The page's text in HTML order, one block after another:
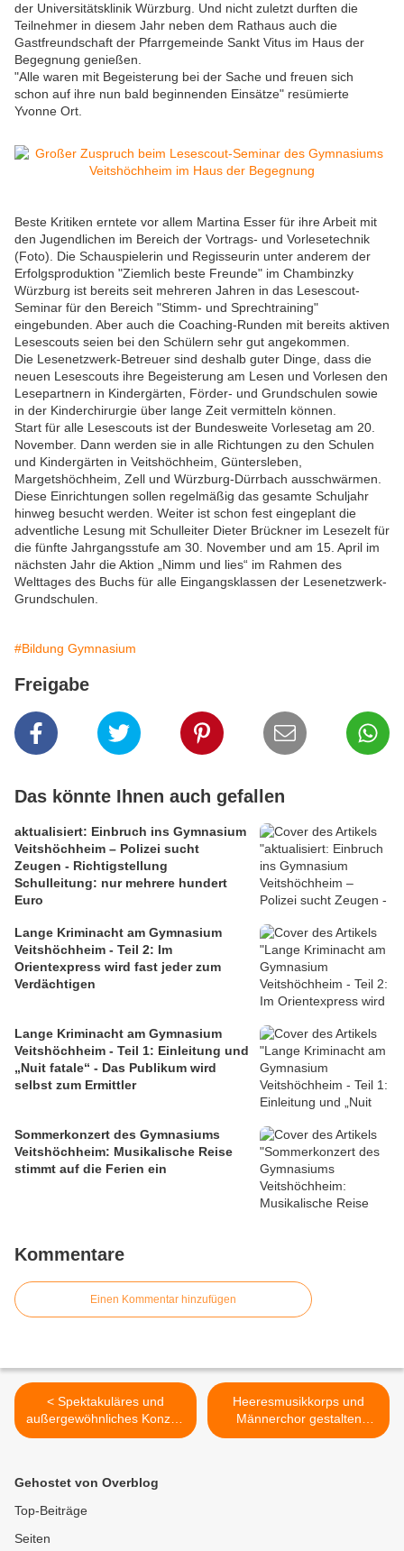
der Universitätsklinik Würzburg. Und nicht zuletzt durften die
Teilnehmer in diesem Jahr neben dem Rathaus auch die
Gastfreundschaft der Pfarrgemeinde Sankt Vitus im Haus der
Begegnung genießen.
"Alle waren mit Begeisterung bei der Sache und freuen sich
schon auf ihre nun bald beginnenden Einsätze" resümierte
Yvonne Ort.
Beste Kritiken erntete vor allem Martina Esser für ihre Arbeit mit
den Jugendlichen im Bereich der Vortrags- und Vorlesetechnik
(Foto). Die Schauspielerin und Regisseurin unter anderem der
Erfolgsproduktion "Ziemlich beste Freunde" im Chambinzky
Würzburg ist bereits seit mehreren Jahren in das Lesescout-
Seminar für den Bereich "Stimm- und Sprechtraining"
eingebunden. Aber auch die Coaching-Runden mit bereits aktiven
Lesescouts seien bei den Schülern sehr gut angekommen.
Die Lesenetzwerk-Betreuer sind deshalb guter Dinge, dass die
neuen Lesescouts ihre Begeisterung am Lesen und Vorlesen den
Lesepartnern in Kindergärten, Förder- und Grundschulen sowie
in der Kinderchirurgie über lange Zeit vermitteln können.
Start für alle Lesescouts ist der Bundesweite Vorlesetag am 20.
November. Dann werden sie in alle Richtungen zu den Schulen
und Kindergärten in Veitshöchheim, Güntersleben,
Margetshöchheim, Zell und Würzburg-Dürrbach ausschwärmen.
Diese Einrichtungen sollen regelmäßig das gesamte Schuljahr
hinweg besucht werden. Weiter ist schon fest eingeplant die
adventliche Lesung mit Schulleiter Dieter Brückner im Lesezelt für
die fünfte Jahrgangsstufe am 30. November und am 15. April im
nächsten Jahr die Aktion „Nimm und lies“ im Rahmen des
Welttages des Buchs für alle Eingangsklassen der Lesenetzwerk-
Grundschulen.
#Bildung Gymnasium
Freigabe
Das könnte Ihnen auch gefallen
aktualisiert: Einbruch ins Gymnasium
Veitshöchheim – Polizei sucht
Zeugen - Richtigstellung
Schulleitung: nur mehrere hundert
Euro
Lange Kriminacht am Gymnasium
Veitshöchheim - Teil 2: Im
Orientexpress wird fast jeder zum
Verdächtigen
Lange Kriminacht am Gymnasium
Veitshöchheim - Teil 1: Einleitung und
„Nuit fatale“ - Das Publikum wird
selbst zum Ermittler
Sommerkonzert des Gymnasiums
Veitshöchheim: Musikalische Reise
stimmt auf die Ferien ein
Kommentare
Einen Kommentar hinzufügen
< Spektakuläres und
außergewöhnliches Konzert
des bolivianischen Jugend-
Veitshöchheim
Heeresmusikkorps und
Männerchor gestalten
Gedenkfeier zum
Gehostet von Overblog
Top-Beiträge
Seiten